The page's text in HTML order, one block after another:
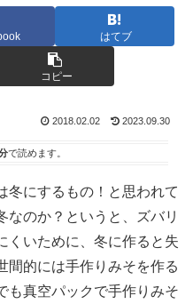
はてブ
コピー
2018.02.02 2023.09.30
で読めます。
冬にするもの！ と思われて
なのか？というと、ズバリ
いために、 冬に作ると失
間的には手作りみそを作る
も真空パックで手作りみそ